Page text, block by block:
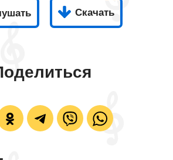
Скачать